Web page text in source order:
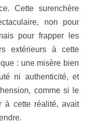
Cette surenchère
non pour
pour frapper les
extérieurs à cette
: une misère bien
ni authenticité, et
comme si le
à cette réalité, avait